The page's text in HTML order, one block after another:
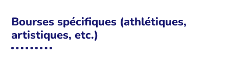
Bourses spécifiques (athlétiques,
artistiques, etc.)